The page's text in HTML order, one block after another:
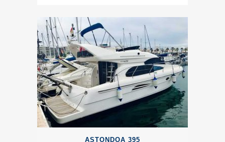
ASTONDOA 395